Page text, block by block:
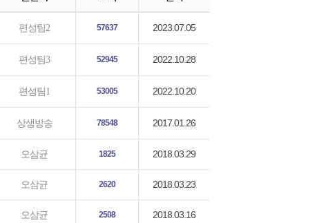
편성팀2 57637 2023.07.05
편성팀3 52945 2022.10.28
편성팀1 53005 2022.10.20
상생방송 78548 2017.01.26
오삼균 1825 2018.03.29
오삼균 2620 2018.03.23
오삼균 2508 2018.03.16